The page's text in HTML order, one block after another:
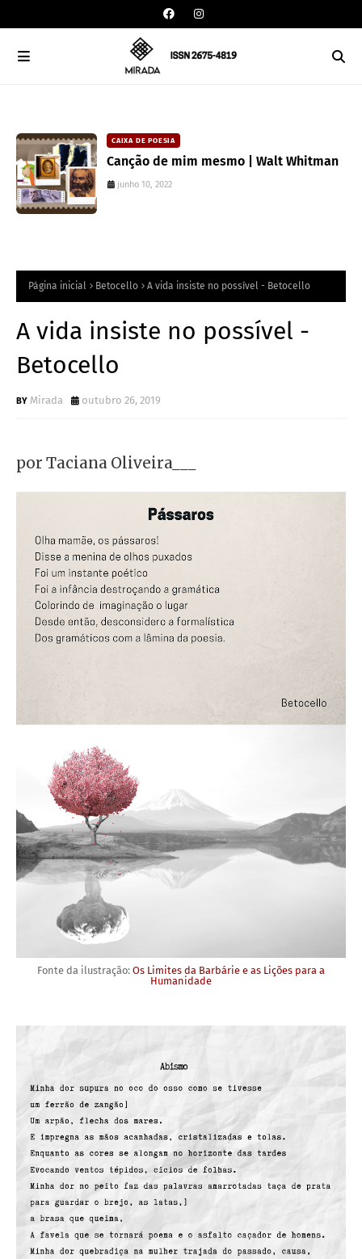
CAIXA DE POESIA
Canção de mim mesmo | Walt Whitman
junho 10, 2022
Página inicial Betocello A vida insiste no possível - Betocello
A vida insiste no possível -
Betocello
Mirada outubro 26, 2019
por Taciana Oliveira___
Fonte da ilustração: Os Limites da Barbárie e as Lições para a
Humanidade